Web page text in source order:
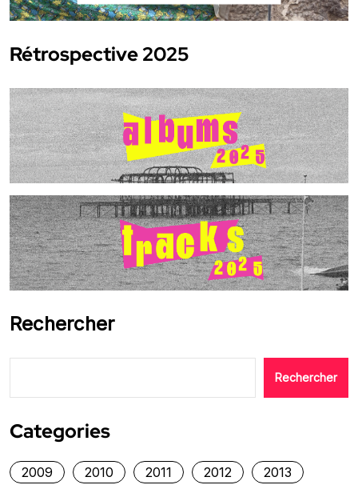
Rétrospective 2025
Rechercher
Rechercher
Categories
2009 2010 2011 2012 2013